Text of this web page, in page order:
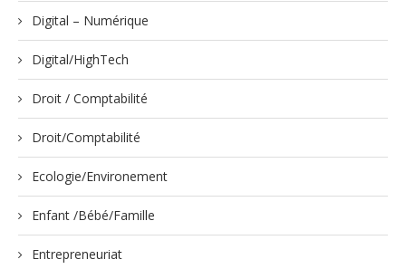
Digital – Numérique
Digital/HighTech
Droit / Comptabilité
Droit/Comptabilité
Ecologie/Environement
Enfant /Bébé/Famille
Entrepreneuriat